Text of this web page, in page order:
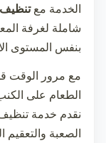
الخدمة مع
شاملة لغرفة
بنفس المستوى
مع مرور الوقت
الطعام على
نقدم خدمة
الصعبة والتعقيم